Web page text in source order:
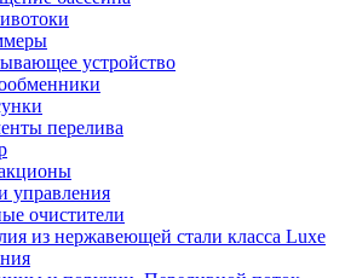
устройство
перелива
управления
очистители
из нержавеющей стали класса Luxe